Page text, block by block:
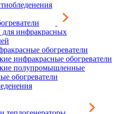
для инфракрасных
обогреватели
инфракрасные обогреватели
полупромышленные
обогреватели